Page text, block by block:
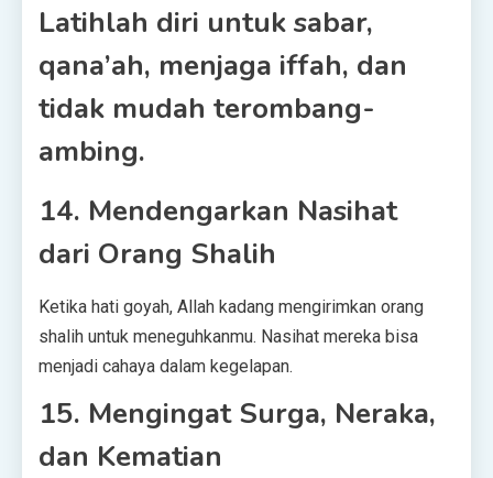
Latihlah diri untuk sabar,
qana’ah, menjaga iffah, dan
tidak mudah terombang-
ambing.
14. Mendengarkan Nasihat
dari Orang Shalih
Ketika hati goyah, Allah kadang mengirimkan orang
shalih untuk meneguhkanmu. Nasihat mereka bisa
menjadi cahaya dalam kegelapan.
15. Mengingat Surga, Neraka,
dan Kematian